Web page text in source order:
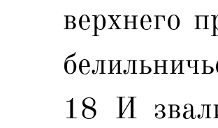
верхнего
18 И